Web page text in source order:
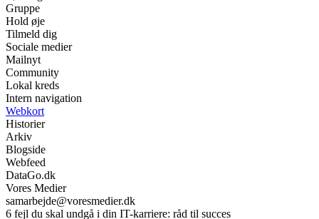
Gruppe
Hold øje
Tilmeld dig
Sociale medier
Mailnyt
Community
Lokal kreds
Intern navigation
Webkort
Historier
Arkiv
Blogside
Webfeed
DataGo.dk
Vores Medier
samarbejde@voresmedier.dk
6 fejl du skal undgå i din IT-karriere: råd til succes